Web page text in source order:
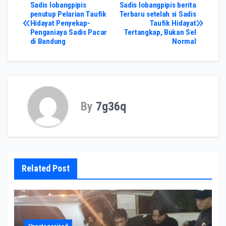
Post
navigation
Sadis lobangpipis berita
Terbaru setelah si Sadis
Taufik Hidayat
Tertangkap, Bukan Sel
Normal
Sadis lobangpipis
penutup Pelarian Taufik
Hidayat Penyekap-
Penganiaya Sadis Pacar
di Bandung
By 7g36q
Related Post